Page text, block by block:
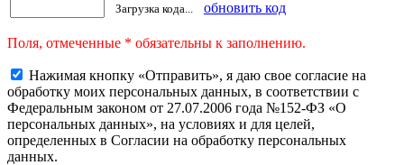
Загрузка кода... обновить код
Поля, отмеченные * обязательны к заполнению.
Нажимая кнопку «Отправить», я даю свое согласие на
обработку моих персональных данных, в соответствии с
Федеральным законом от 27.07.2006 года №152-ФЗ «О
персональных данных», на условиях и для целей,
определенных в Согласии на обработку персональных
данных.